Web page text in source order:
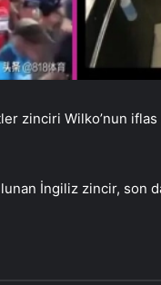
zinciri Wilko’nun
İngiliz zincir, son